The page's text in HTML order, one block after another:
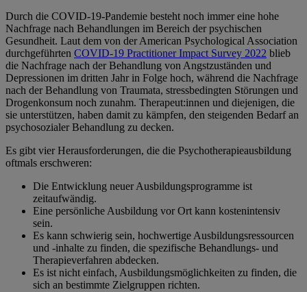
Durch die COVID-19-Pandemie besteht noch immer eine hohe
Nachfrage nach Behandlungen im Bereich der psychischen
Gesundheit. Laut dem von der American Psychological Association
durchgeführten COVID-19 Practitioner Impact Survey 2022 blieb
die Nachfrage nach der Behandlung von Angstzuständen und
Depressionen im dritten Jahr in Folge hoch, während die Nachfrage
nach der Behandlung von Traumata, stressbedingten Störungen und
Drogenkonsum noch zunahm. Therapeut:innen und diejenigen, die
sie unterstützen, haben damit zu kämpfen, den steigenden Bedarf an
psychosozialer Behandlung zu decken.
Es gibt vier Herausforderungen, die die Psychotherapieausbildung
oftmals erschweren:
Die Entwicklung neuer Ausbildungsprogramme ist
zeitaufwändig.
Eine persönliche Ausbildung vor Ort kann kostenintensiv
sein.
Es kann schwierig sein, hochwertige Ausbildungsressourcen
und -inhalte zu finden, die spezifische Behandlungs- und
Therapieverfahren abdecken.
Es ist nicht einfach, Ausbildungsmöglichkeiten zu finden, die
sich an bestimmte Zielgruppen richten.